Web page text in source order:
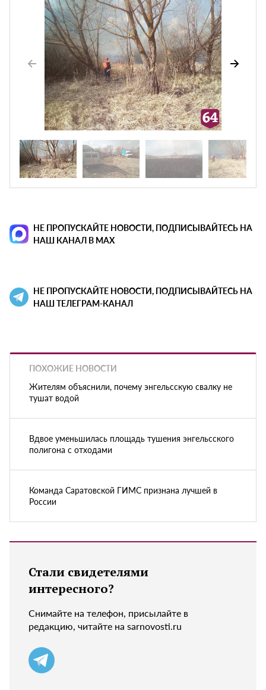
НЕ ПРОПУСКАЙТЕ НОВОСТИ, ПОДПИСЫВАЙТЕСЬ НА
НАШ КАНАЛ В MAX
НЕ ПРОПУСКАЙТЕ НОВОСТИ, ПОДПИСЫВАЙТЕСЬ НА
НАШ ТЕЛЕГРАМ-КАНАЛ
ПОХОЖИЕ НОВОСТИ
Жителям объяснили, почему энгельсскую свалку не
тушат водой
Вдвое уменьшилась площадь тушения энгельсского
полигона с отходами
Команда Саратовской ГИМС признана лучшей в
России
Стали свидетелями
интересного?
Снимайте на телефон, присылайте в
редакцию, читайте на sarnovosti.ru